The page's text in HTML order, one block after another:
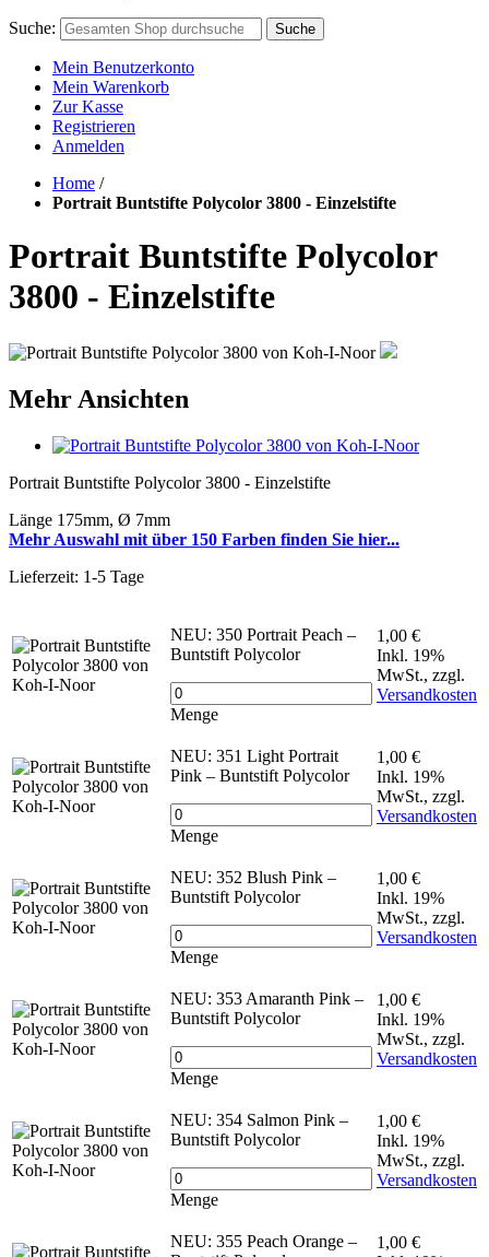
Suche: Suche
Mein Benutzerkonto
Mein Warenkorb
Zur Kasse
Registrieren
Anmelden
Home /
Portrait Buntstifte Polycolor 3800 - Einzelstifte
Portrait Buntstifte Polycolor
3800 - Einzelstifte
Mehr Ansichten
Portrait Buntstifte Polycolor 3800 - Einzelstifte
Länge 175mm, Ø 7mm
Mehr Auswahl mit über 150 Farben finden Sie hier...
Lieferzeit: 1-5 Tage
NEU: 350 Portrait Peach –
Buntstift Polycolor
Menge
1,00 €
Inkl. 19%
MwSt., zzgl.
Versandkosten
NEU: 351 Light Portrait
Pink – Buntstift Polycolor
Menge
1,00 €
Inkl. 19%
MwSt., zzgl.
Versandkosten
NEU: 352 Blush Pink –
Buntstift Polycolor
Menge
1,00 €
Inkl. 19%
MwSt., zzgl.
Versandkosten
NEU: 353 Amaranth Pink –
Buntstift Polycolor
Menge
1,00 €
Inkl. 19%
MwSt., zzgl.
Versandkosten
NEU: 354 Salmon Pink –
Buntstift Polycolor
Menge
1,00 €
Inkl. 19%
MwSt., zzgl.
Versandkosten
NEU: 355 Peach Orange –
1,00 €